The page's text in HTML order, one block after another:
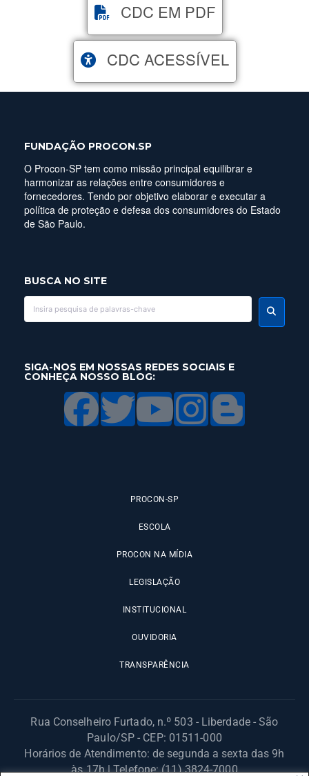
CDC EM PDF
CDC ACESSÍVEL
FUNDAÇÃO PROCON.SP
O Procon-SP tem como missão principal equilibrar e
harmonizar as relações entre consumidores e
fornecedores. Tendo por objetivo elaborar e executar a
política de proteção e defesa dos consumidores do Estado
de São Paulo.
BUSCA NO SITE
SIGA-NOS EM NOSSAS REDES SOCIAIS E
CONHEÇA NOSSO BLOG:
PROCON-SP
ESCOLA
PROCON NA MÍDIA
LEGISLAÇÃO
INSTITUCIONAL
OUVIDORIA
TRANSPARÊNCIA
Rua Conselheiro Furtado, n.º 503 - Liberdade - São
Paulo/SP - CEP: 01511-000
Horários de Atendimento: de segunda a sexta das 9h
às 17h | Telefone: (11) 3824-7000